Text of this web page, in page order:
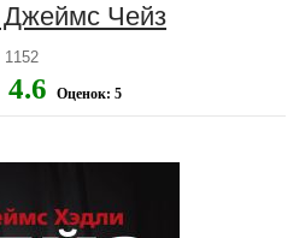
Джеймс Чейз
1152
4.6 Оценок: 5